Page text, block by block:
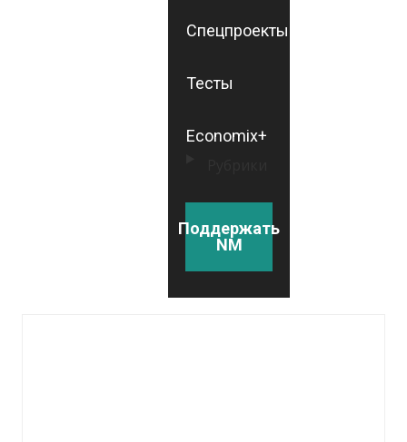
Спецпроекты
Тесты
Economix+
Поддержать
NM